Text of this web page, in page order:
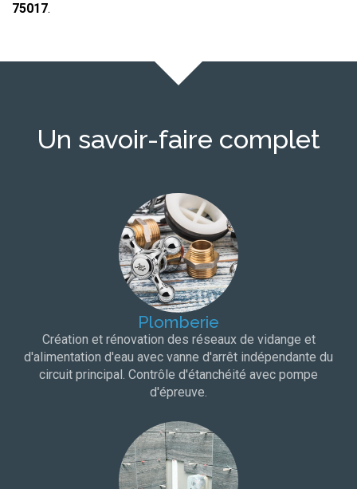
75017.
Un savoir-faire complet
Plomberie
Création et rénovation des réseaux de vidange et
d'alimentation d'eau avec vanne d'arrêt indépendante du
circuit principal. Contrôle d'étanchéité avec pompe
d'épreuve.